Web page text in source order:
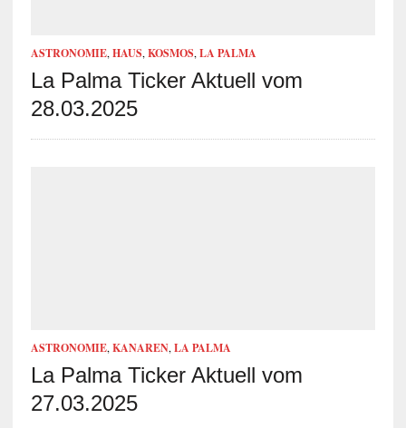
ASTRONOMIE, HAUS, KOSMOS, LA PALMA
La Palma Ticker Aktuell vom
28.03.2025
ASTRONOMIE, KANAREN, LA PALMA
La Palma Ticker Aktuell vom
27.03.2025